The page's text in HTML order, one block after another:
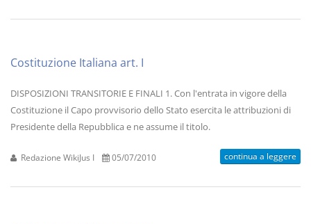
Costituzione Italiana art. I
DISPOSIZIONI TRANSITORIE E FINALI 1. Con l'entrata in vigore della
Costituzione il Capo provvisorio dello Stato esercita le attribuzioni di
Presidente della Repubblica e ne assume il titolo.
Redazione WikiJus I 05/07/2010 continua a leggere